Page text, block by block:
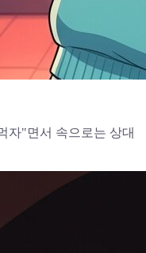
자"면서 속으로는 상대